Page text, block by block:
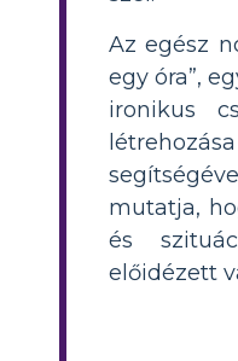
Az egész
egy óra”,
ironikus
mutatja,
és
előidézett